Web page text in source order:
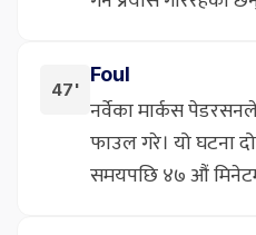
47'
Foul
नर्वेका मार्कस
फाउल गरे। यो घटना
समयपछि ४७ औं